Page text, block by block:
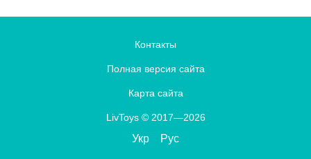
Контакты
Полная версия сайта
Карта сайта
LivToys © 2017—2026
Укр Рус